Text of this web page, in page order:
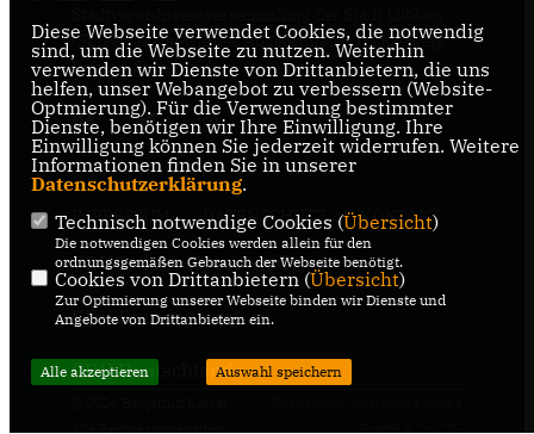
(Spreewald) sowie des Abgeordneten im Kreistag
Dahme-Spreewald
IMPRESSUM DATENSCHUTZ KONTAKT
CDU Dahme-Spreewald
CDU Brandenburg
CDU Deutschlands
Diese Webseite verwendet Cookies, die notwendig
sind, um die Webseite zu nutzen. Weiterhin
verwenden wir Dienste von Drittanbietern, die uns
helfen, unser Webangebot zu verbessern (Website-
Optmierung). Für die Verwendung bestimmter
Dienste, benötigen wir Ihre Einwilligung. Ihre
Einwilligung können Sie jederzeit widerrufen. Weitere
Informationen finden Sie in unserer
Datenschutzerklärung.
Technisch notwendige Cookies (Übersicht)
Die notwendigen Cookies werden allein für den
ordnungsgemäßen Gebrauch der Webseite benötigt.
Cookies von Drittanbietern (Übersicht)
Zur Optimierung unserer Webseite binden wir Dienste und
Angebote von Drittanbietern ein.
Alle akzeptieren Auswahl speichern